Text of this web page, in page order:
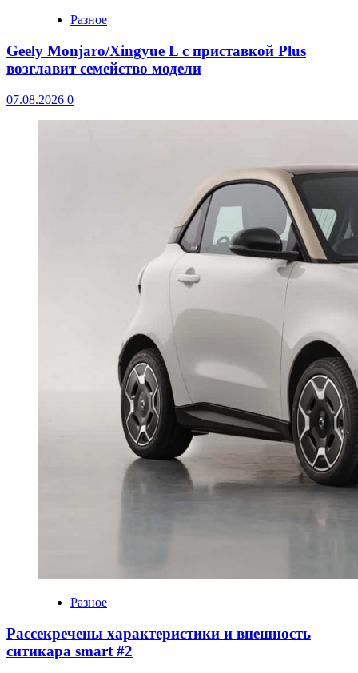
Разное
Geely Monjaro/Xingyue L с приставкой Plus
возглавит семейство модели
07.08.2026 0
Разное
Рассекречены характеристики и внешность
ситикара smart #2